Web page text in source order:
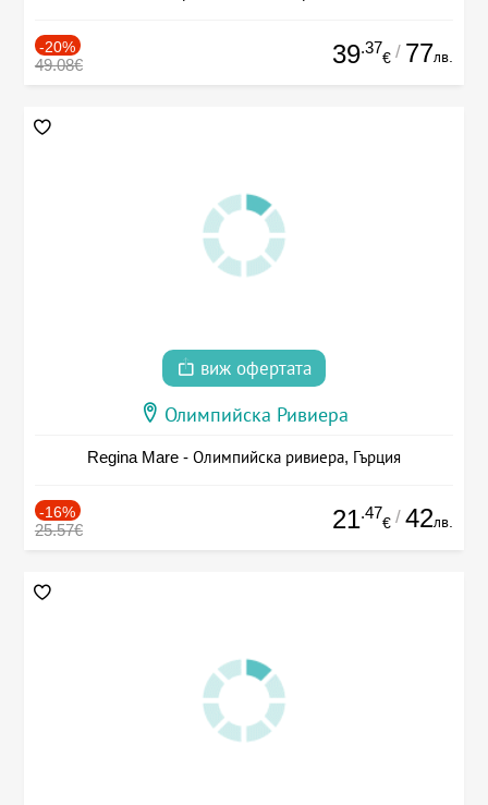
-20%
49.08€ 39.37
€ / 77лв.
виж офертата
Олимпийска Ривиера
Regina Mare - Олимпийска ривиера, Гърция
-16%
25.57€ 21.47
€ / 42лв.